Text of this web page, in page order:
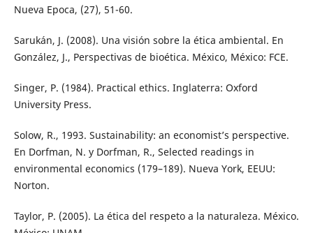
Nueva Epoca, (27), 51-60.
Sarukán, J. (2008). Una visión sobre la ética ambiental. En
González, J., Perspectivas de bioética. México, México: FCE.
Singer, P. (1984). Practical ethics. Inglaterra: Oxford
University Press.
Solow, R., 1993. Sustainability: an economist’s perspective.
En Dorfman, N. y Dorfman, R., Selected readings in
environmental economics (179–189). Nueva York, EEUU:
Norton.
Taylor, P. (2005). La ética del respeto a la naturaleza. México.